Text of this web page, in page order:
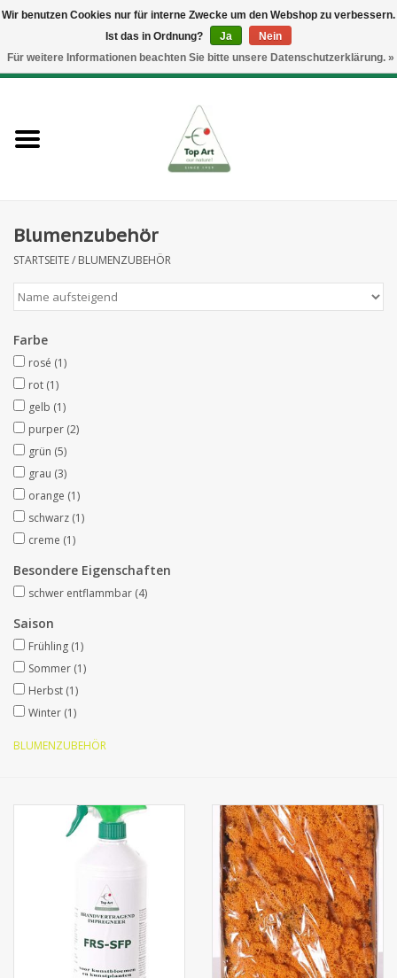
/BGN/DKK /ISK/NOK
0 Artikel - €--,--
Neues
Blumenzubehör
Kunstblumen
Kunstpflanzen
Blatt- und Beerenzweige
Kunstobst
Deko divers
Kunstkränze
Blumenzubehör
STARTSEITE/ BLUMENZUBEHÖR
Farbe
rosé (1)
rot (1)
gelb (1)
purper (2)
grün (5)
grau (3)
orange (1)
schwarz (1)
creme (1)
Besondere Eigenschaften
schwer entflammbar (4)
Saison
Frühling (1)
Sommer (1)
Herbst (1)
Winter (1)
BLUMENZUBEHÖR
Wir benutzen Cookies nur für interne Zwecke um den Webshop zu verbessern.
Ist das in Ordnung?
Ja
Nein
Für weitere Informationen beachten Sie bitte unsere Datenschutzerklärung. »